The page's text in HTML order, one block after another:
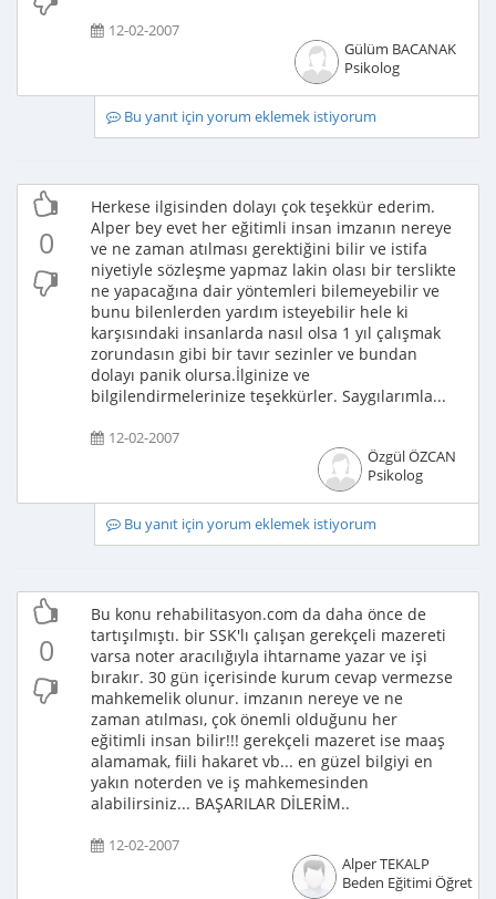
12-02-2007
Gülüm BACANAK
Psikolog
Bu yanıt için yorum eklemek istiyorum
0
Herkese ilgisinden dolayı çok teşekkür ederim.
Alper bey evet her eğitimli insan imzanın nereye
ve ne zaman atılması gerektiğini bilir ve istifa
niyetiyle sözleşme yapmaz lakin olası bir terslikte
ne yapacağına dair yöntemleri bilemeyebilir ve
bunu bilenlerden yardım isteyebilir hele ki
karşısındaki insanlarda nasıl olsa 1 yıl çalışmak
zorundasın gibi bir tavır sezinler ve bundan
dolayı panik olursa.İlginize ve
bilgilendirmelerinize teşekkürler. Saygılarımla...
12-02-2007
Özgül ÖZCAN
Psikolog
Bu yanıt için yorum eklemek istiyorum
0
Bu konu rehabilitasyon.com da daha önce de
tartışılmıştı. bir SSK'lı çalışan gerekçeli mazereti
varsa noter aracılığıyla ihtarname yazar ve işi
bırakır. 30 gün içerisinde kurum cevap vermezse
mahkemelik olunur. imzanın nereye ve ne
zaman atılması, çok önemli olduğunu her
eğitimli insan bilir!!! gerekçeli mazeret ise maaş
alamamak, fiili hakaret vb... en güzel bilgiyi en
yakın noterden ve iş mahkemesinden
alabilirsiniz... BAŞARILAR DİLERİM..
12-02-2007
Alper TEKALP
Beden Eğitimi